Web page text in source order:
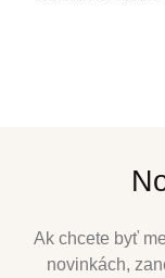
Ak chcete byť
novinkách,